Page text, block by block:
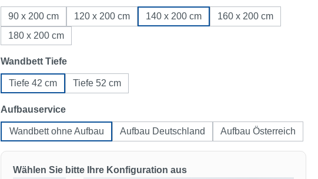
90 x 200 cm 120 x 200 cm 140 x 200 cm
160 x 200 cm
180 x 200 cm
Wandbett Tiefeauswählen
Tiefe 42 cm Tiefe 52 cm
Aufbauserviceauswählen
Wandbett ohne Aufbau Aufbau Deutschland Aufbau Österreich
Wählen Sie bitte Ihre Konfiguration aus